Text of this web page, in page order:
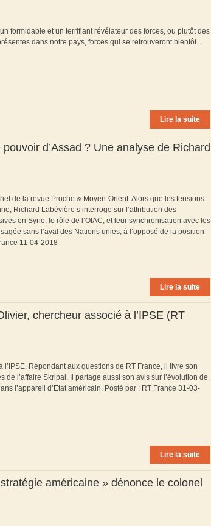
formidable et un terrifiant révélateur des forces, ou plutôt des
dans notre pays, forces qui se retrouveront bientôt...
Lire la suite
d’Assad ? Une analyse de Richard
de la revue Proche & Moyen-Orient. Alors que les tensions
Richard Labévière s’interroge sur l’attribution des
en Syrie, le rôle de l’OIAC, et leur synchronisation avec les
sans l’aval des Nations unies, à l’opposé de la position
11-04-2018
Lire la suite
chercheur associé à l’IPSE (RT
Répondant aux questions de RT France, il livre son
l’affaire Skripal. Il partage aussi son avis sur l’évolution de
l’appareil d’Etat américain. Posté par : RT France 31-03-
Lire la suite
américaine » dénonce le colonel